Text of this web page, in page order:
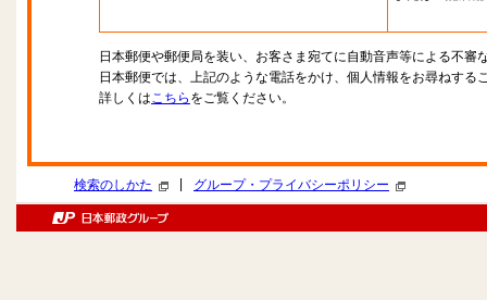
日本郵便や郵便局を装い、お客さま宛てに自動音声等による不審
日本郵便では、上記のような電話をかけ、個人情報をお尋ねする
詳しくはこちら をご覧ください。
検索のしかた グループ・プライバシーポリシー